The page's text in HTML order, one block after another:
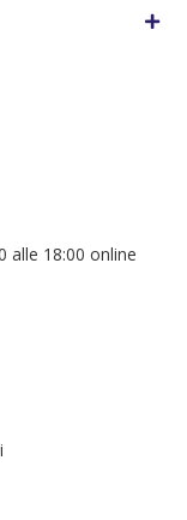
alle 18:00 online